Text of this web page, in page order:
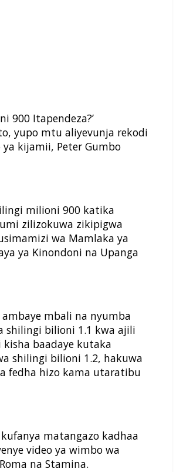
900 Itapendeza?’
yupo mtu aliyevunja rekodi
kijamii, Peter Gumbo
milioni 900 katika
zilizokuwa zikipigwa
wa Mamlaka ya
ya Kinondoni na Upanga
mbali na nyumba
shilingi bilioni 1.1 kwa ajili
baadaye kutaka
shilingi bilioni 1.2, hakuwa
fedha hizo kama utaratibu
matangazo kadhaa
video ya wimbo wa
na Stamina.